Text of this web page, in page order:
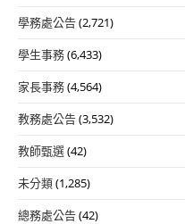
學務處公告(2,721)
學生事務(6,433)
家長事務(4,564)
教務處公告(3,532)
教師甄選(42)
未分類(1,285)
總務處公告(42)